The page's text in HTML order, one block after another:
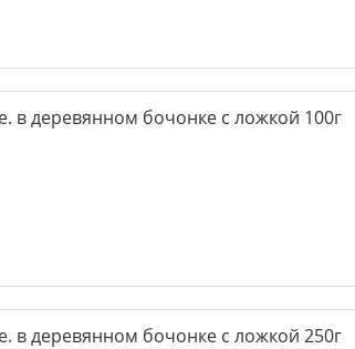
в деревянном бочонке с ложкой 100г
в деревянном бочонке с ложкой 250г